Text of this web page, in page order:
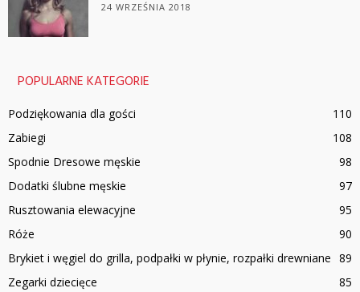
24 WRZEŚNIA 2018
POPULARNE KATEGORIE
Podziękowania dla gości
110
Zabiegi
108
Spodnie Dresowe męskie
98
Dodatki ślubne męskie
97
Rusztowania elewacyjne
95
Róże
90
Brykiet i węgiel do grilla, podpałki w płynie, rozpałki drewniane 89
Zegarki dziecięce
85